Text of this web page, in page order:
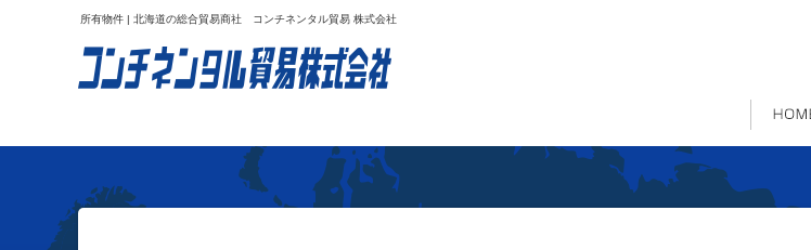
所有物件 | 北海道の総合貿易商社 コンチネンタル貿易 株式会社